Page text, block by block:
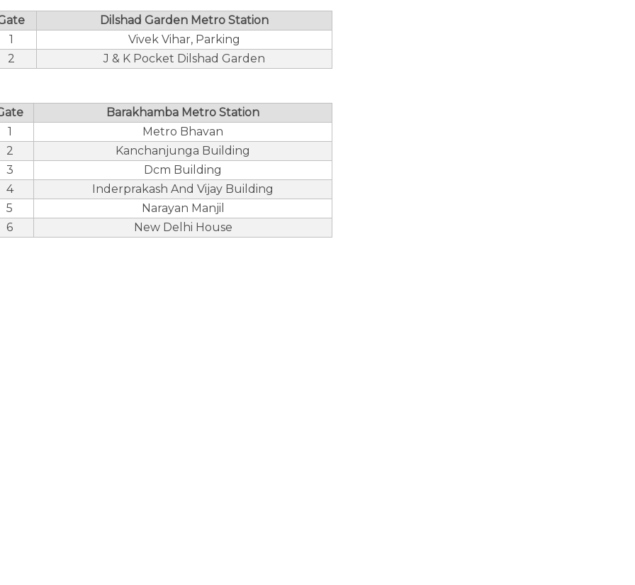
Dilshad Garden Metro Station
1
Vivek Vihar, Parking
2
J & K Pocket Dilshad Garden
Barakhamba Metro Station
1
Metro Bhavan
2
Kanchanjunga Building
3
Dcm Building
4
Inderprakash And Vijay Building
5
Narayan Manjil
6
New Delhi House